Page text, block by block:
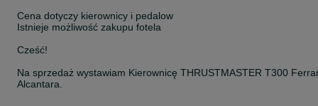
Cena dotyczy kierownicy i pedalow
Istnieje możliwość zakupu fotela
Cześć!
Na sprzedaż wystawiam Kierownicę THRUSTMASTER T300
Alcantara.